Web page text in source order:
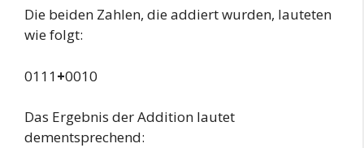
Die beiden Zahlen, die addiert wurden, lauteten
wie folgt:
0111+0010
Das Ergebnis der Addition lautet
dementsprechend: